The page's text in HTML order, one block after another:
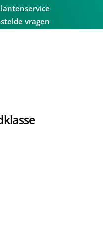
vragen